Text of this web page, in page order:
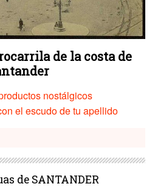
de la costa de
nostálgicos
el escudo de tu apellido
de SANTANDER